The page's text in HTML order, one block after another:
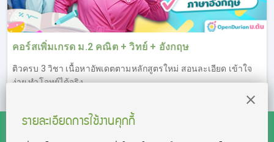
คอร์สเพิ่มเกรด ม.2 คณิต + วิทย์ + อังกฤษ
ติวครบ 3 วิชา เนื้อหาอัพเดตตามหลักสูตรใหม่ สอนละเอียด เข้าใจ
ง่าย ทำโจทย์ได้จริง
รายละเอียดการใช้งานคุกกี้